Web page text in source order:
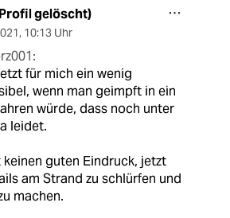
gelöscht)
, 10:13 Uhr
für mich ein wenig
wenn man geimpft in ein
würde, dass noch unter
leidet.
keinen guten Eindruck, jetzt
am Strand zu schlürfen und
machen.